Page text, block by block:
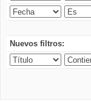
Nuevos filtros: